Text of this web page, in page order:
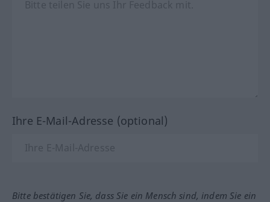
Ihre E-Mail-Adresse (optional)
Bitte bestätigen Sie, dass Sie ein Mensch sind, indem Sie ein